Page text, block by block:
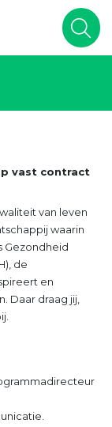
vast contract
van leven
waarin
Gezondheid
de
en
Daar draag jij,